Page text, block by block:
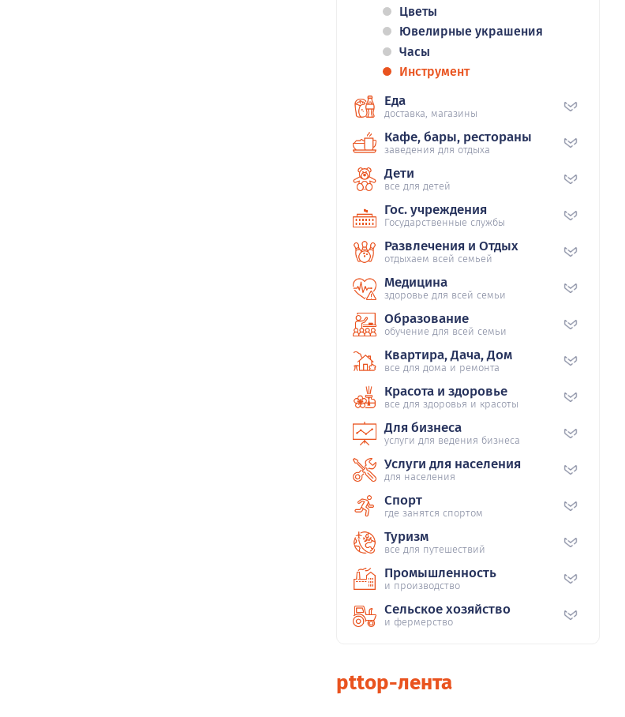
Цветы
Ювелирные украшения
Часы
Инструмент
Еда
доставка, магазины
Кафе, бары, рестораны
заведения для отдыха
Дети
все для детей
Гос. учреждения
Государственные службы
Развлечения и Отдых
отдыхаем всей семьей
Медицина
здоровье для всей семьи
Образование
обучение для всей семьи
Квартира, Дача, Дом
все для дома и ремонта
Красота и здоровье
все для здоровья и красоты
Для бизнеса
услуги для ведения бизнеса
Услуги для населения
для населения
Спорт
где занятся спортом
Туризм
все для путешествий
Промышленность
и производство
Сельское хозяйство
и фермерство
pttop-лента